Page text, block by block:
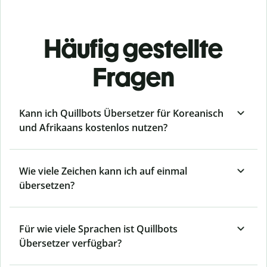
Häufig gestellte
Fragen
Kann ich Quillbots Übersetzer für Koreanisch
und Afrikaans kostenlos nutzen?
Wie viele Zeichen kann ich auf einmal
übersetzen?
Für wie viele Sprachen ist Quillbots
Übersetzer verfügbar?